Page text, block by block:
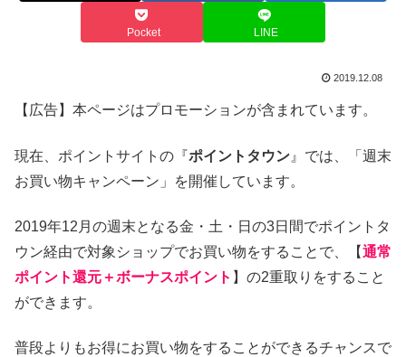
Pocket LINE
2019.12.08
【広告】本ページはプロモーションが含まれています。
現在、ポイントサイトの『ポイントタウン 』では、「週末
お買い物キャンペーン」を開催しています。
2019年12月の週末となる金・土・日の3日間でポイントタ
ウン経由で対象ショップでお買い物をすることで、【通常
ポイント還元＋ボーナスポイント 】の2重取りをすること
ができます。
普段よりもお得にお買い物をすることができるチャンスで